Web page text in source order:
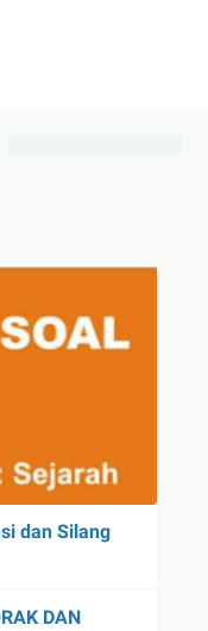
dan Silang
DAN